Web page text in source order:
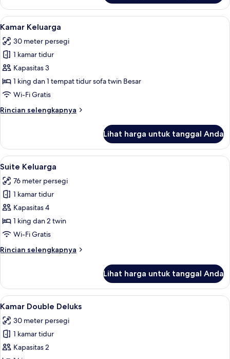
Suite
Royal,
1
Tidur
King
Lihat
semua
foto
untuk
Kamar
Keluarga
Kamar Keluarga | Seprai premium,
4
Kamar Keluarga
30 meter persegi
1 kamar tidur
Kapasitas 3
1 king dan 1 tempat tidur sofa twin Besar
Wi-Fi Gratis
Rincian selengkapnya
Rincian
Kamar
Keluarga
Lihat harga untuk tanggal Anda
Lihat
semua
foto
untuk
Suite
Keluarga
Suite Keluarga | Seprai premium,
4
Suite Keluarga
76 meter persegi
1 kamar tidur
Kapasitas 4
1 king dan 2 twin
Wi-Fi Gratis
Rincian selengkapnya
Rincian
Suite
Keluarga
Lihat harga untuk tanggal Anda
Lihat
semua
foto
untuk
Kamar
Kamar Double Deluks | Seprai
6
Kamar Double Deluks
30 meter persegi
1 kamar tidur
Kapasitas 2